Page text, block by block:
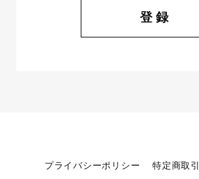
登録
プライバシーポリシー 特定商取